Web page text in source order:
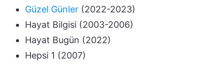
Güzel Günler (2022-2023)
Hayat Bilgisi (2003-2006)
Hayat Bugün (2022)
Hepsi 1 (2007)